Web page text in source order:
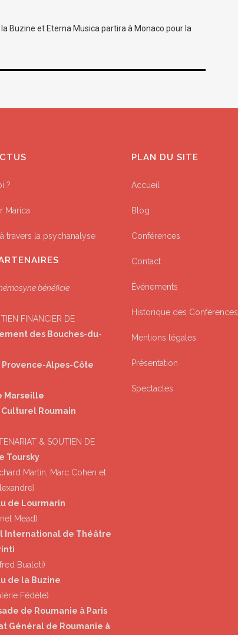
Buzine et Eterna Musica partira à Monaco pour la
?
Marica
travers la psychanalyse
bénéficie
FINANCIER DE
des Bouches-du-
Provence-Alpes-Côte
Marseille
Culturel Roumain
& SOUTIEN DE
Toursky
Martin, Marc Cohen et
de Lourmarin
Mead)
International de Théâtre
Bualoti)
de la Buzine
Fédèle)
de Roumanie à Paris
Général de Roumanie à
PLAN DU SITE
Accueil
Blog
Conférences
Contact
Événements
Historique des Conférences
Mentions légales
Présentation
Spectacles